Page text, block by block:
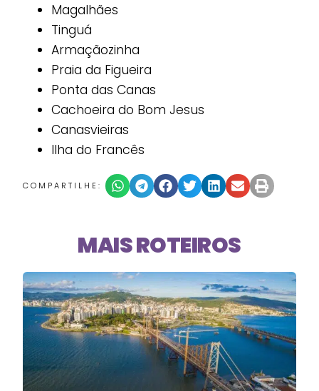
Magalhães
Tinguá
Armaçãozinha
Praia da Figueira
Ponta das Canas
Cachoeira do Bom Jesus
Canasvieiras
Ilha do Francês
COMPARTILHE:
MAIS ROTEIROS